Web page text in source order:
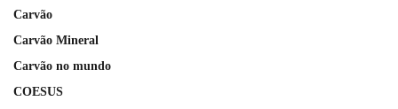
Carvão
Carvão Mineral
Carvão no mundo
COESUS